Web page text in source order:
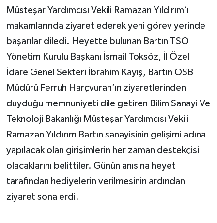
Müsteşar Yardımcısı Vekili Ramazan Yıldırım’ı
makamlarında ziyaret ederek yeni görev yerinde
başarılar diledi. Heyette bulunan Bartın TSO
Yönetim Kurulu Başkanı İsmail Toksöz, İl Özel
İdare Genel Sekteri İbrahim Kayış, Bartın OSB
Müdürü Ferruh Harçvuran’ın ziyaretlerinden
duyduğu memnuniyeti dile getiren Bilim Sanayi Ve
Teknoloji Bakanlığı Müsteşar Yardımcısı Vekili
Ramazan Yıldırım Bartın sanayisinin gelişimi adına
yapılacak olan girişimlerin her zaman destekçisi
olacaklarını belittiler. Günün anısına heyet
tarafından hediyelerin verilmesinin ardından
ziyaret sona erdi.